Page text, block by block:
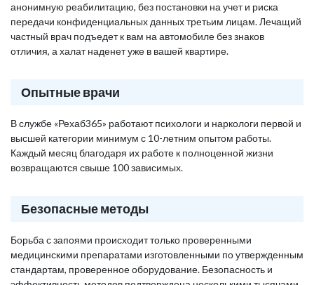
анонимную реабилитацию, без постановки на учет и риска
передачи конфиденциальных данных третьим лицам. Лечащий
частный врач подъедет к вам на автомобиле без знаков
отличия, а халат наденет уже в вашей квартире.
Опытные врачи
В службе «Рехаб365» работают психологи и наркологи первой и
высшей категории минимум с 10-летним опытом работы.
Каждый месяц благодаря их работе к полноценной жизни
возвращаются свыше 100 зависимых.
Безопасные методы
Борьба с запоями происходит только проверенными
медицинскими препаратами изготовленными по утвержденным
стандартам, проверенное оборудование. Безопасность и